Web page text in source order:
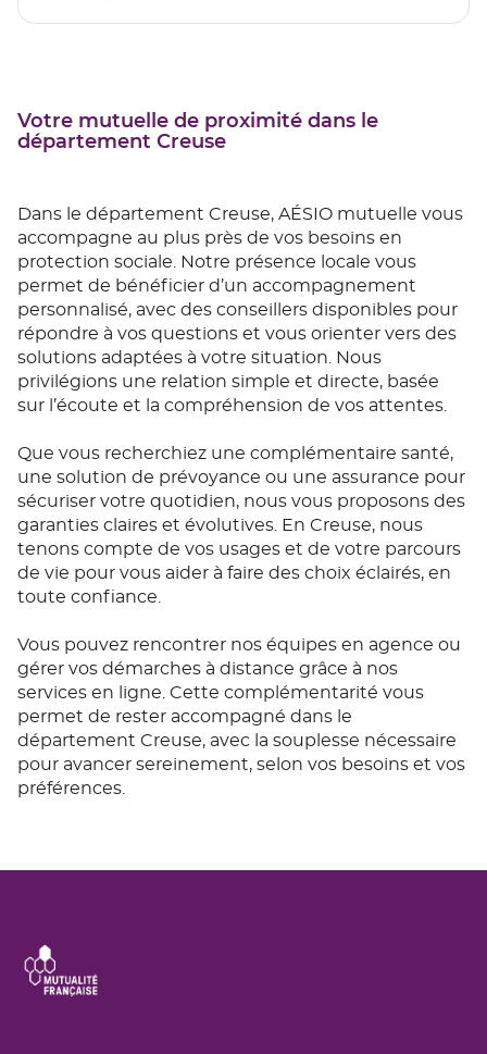
Votre mutuelle de proximité dans le
département Creuse
Dans le département Creuse, AÉSIO mutuelle vous
accompagne au plus près de vos besoins en
protection sociale. Notre présence locale vous
permet de bénéficier d’un accompagnement
personnalisé, avec des conseillers disponibles pour
répondre à vos questions et vous orienter vers des
solutions adaptées à votre situation. Nous
privilégions une relation simple et directe, basée
sur l’écoute et la compréhension de vos attentes.
Que vous recherchiez une complémentaire santé,
une solution de prévoyance ou une assurance pour
sécuriser votre quotidien, nous vous proposons des
garanties claires et évolutives. En Creuse, nous
tenons compte de vos usages et de votre parcours
de vie pour vous aider à faire des choix éclairés, en
toute confiance.
Vous pouvez rencontrer nos équipes en agence ou
gérer vos démarches à distance grâce à nos
services en ligne. Cette complémentarité vous
permet de rester accompagné dans le
département Creuse, avec la souplesse nécessaire
pour avancer sereinement, selon vos besoins et vos
préférences.